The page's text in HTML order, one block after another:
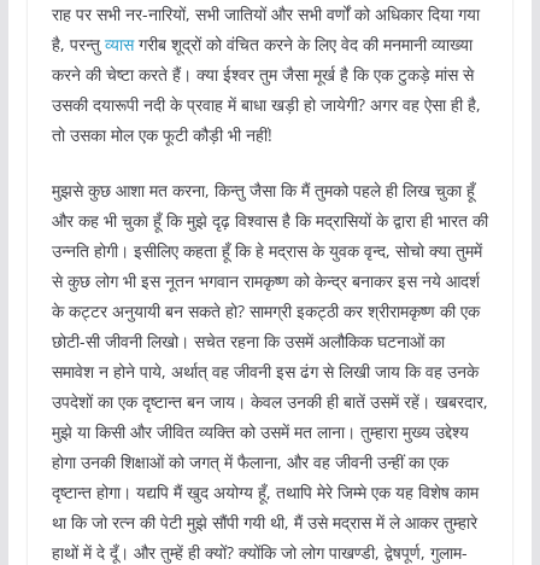
राह पर सभी नर-नारियों, सभी जातियों और सभी वर्णों को अधिकार दिया गया
है, परन्तु व्यासगरीब शूद्रों को वंचित करने के लिए वेद की मनमानी व्याख्या
करने की चेष्टा करते हैं। क्या ईश्वर तुम जैसा मूर्ख है कि एक टुकड़े मांस से
उसकी दयारूपी नदी के प्रवाह में बाधा खड़ी हो जायेगी? अगर वह ऐसा ही है,
तो उसका मोल एक फूटी कौड़ी भी नहीं!
मुझसे कुछ आशा मत करना, किन्तु जैसा कि मैं तुमको पहले ही लिख चुका हूँ
और कह भी चुका हूँ कि मुझे दृढ़ विश्वास है कि मद्रासियों के द्वारा ही भारत की
उन्नति होगी। इसीलिए कहता हूँ कि हे मद्रास के युवक वृन्द, सोचो क्या तुममें
से कुछ लोग भी इस नूतन भगवान रामकृष्ण को केन्द्र बनाकर इस नये आदर्श
के कट्टर अनुयायी बन सकते हो? सामग्री इकट्ठी कर श्रीरामकृष्ण की एक
छोटी-सी जीवनी लिखो। सचेत रहना कि उसमें अलौकिक घटनाओं का
समावेश न होने पाये, अर्थात् वह जीवनी इस ढंग से लिखी जाय कि वह उनके
उपदेशों का एक दृष्टान्त बन जाय। केवल उनकी ही बातें उसमें रहें। खबरदार,
मुझे या किसी और जीवित व्यक्ति को उसमें मत लाना। तुम्हारा मुख्य उद्देश्य
होगा उनकी शिक्षाओं को जगत् में फैलाना, और वह जीवनी उन्हीं का एक
दृष्टान्त होगा। यद्यपि मैं खुद अयोग्य हूँ, तथापि मेरे जिम्मे एक यह विशेष काम
था कि जो रत्न की पेटी मुझे सौंपी गयी थी, मैं उसे मद्रास में ले आकर तुम्हारे
हाथों में दे दूँ। और तुम्हें ही क्यों? क्योंकि जो लोग पाखण्डी, द्वेषपूर्ण, गुलाम-